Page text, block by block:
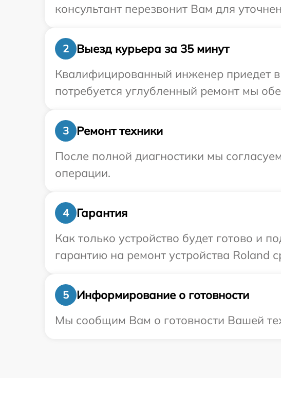
консультант перезвонит Вам для
2
Выезд курьера за 35 минут
Квалифицированный инженер приедет
потребуется углубленный ремонт мы
3
Ремонт техники
После полной диагностики мы
операции.
4
Гарантия
Как только устройство будет готово и
гарантию на ремонт устройства Roland
5
Информирование о готовности
Мы сообщим Вам о готовности Вашей